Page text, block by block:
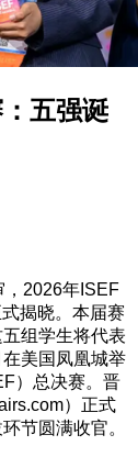
五强诞
，2026年ISEF
揭晓。本届赛
组学生将代表
美国凤凰城举
）总决赛。晋
）正式
节圆满收官。